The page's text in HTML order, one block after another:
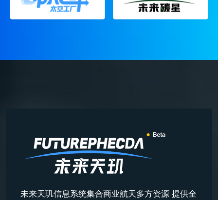
未来天玑信息系统集合商业航天多方资源 提供全